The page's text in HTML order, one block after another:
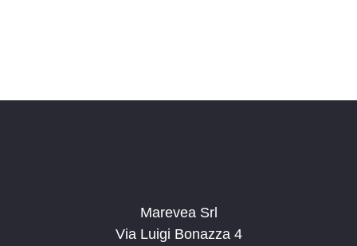
Marevea Srl
Via Luigi Bonazza 4